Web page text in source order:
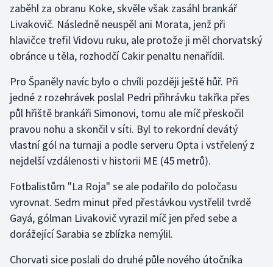
Stolní tenis
Triatlon
Vodní slalom
Volejbal
Ostatní
zaběhl za obranu Koke, skvěle však zasáhl brankář
Livakovič. Následně neuspěl ani Morata, jenž při
hlavičce trefil Vidovu ruku, ale protože ji měl chorvatský
obránce u těla, rozhodčí Cakir penaltu nenařídil.
Pro Španěly navíc bylo o chvíli později ještě hůř. Při
jedné z rozehrávek poslal Pedri přihrávku takřka přes
půl hřiště brankáři Simonovi, tomu ale míč přeskočil
pravou nohu a skončil v síti. Byl to rekordní devátý
vlastní gól na turnaji a podle serveru Opta i vstřelený z
nejdelší vzdálenosti v historii ME (45 metrů).
Fotbalistům "La Roja" se ale podařilo do poločasu
vyrovnat. Sedm minut před přestávkou vystřelil tvrdě
Gayá, gólman Livakovič vyrazil míč jen před sebe a
dorážející Sarabia se zblízka nemýlil.
Chorvati sice poslali do druhé půle nového útočníka